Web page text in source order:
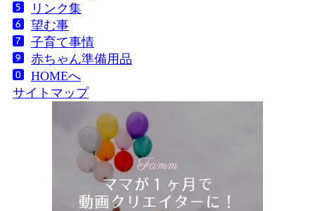
リンク集
望む事
子育て事情
赤ちゃん準備用品
HOMEへ
サイトマップ